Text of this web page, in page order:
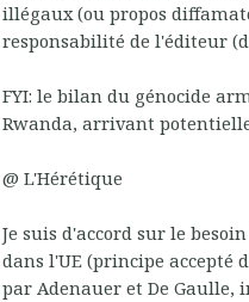
illégaux (ou propos
responsabilité de l'éditeur
FYI: le bilan du génocide
Rwanda, arrivant
@ L'Hérétique
Je suis d'accord sur le
dans l'UE (principe accepté
par Adenauer et De Gaulle,